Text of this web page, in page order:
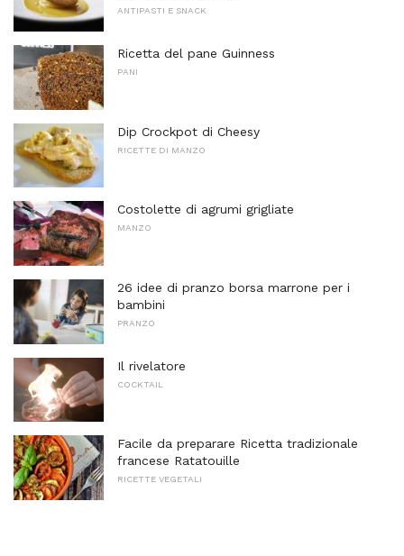
ANTIPASTI E SNACK
Ricetta del pane Guinness
PANI
Dip Crockpot di Cheesy
RICETTE DI MANZO
Costolette di agrumi grigliate
MANZO
26 idee di pranzo borsa marrone per i
bambini
PRANZO
Il rivelatore
COCKTAIL
Facile da preparare Ricetta tradizionale
francese Ratatouille
RICETTE VEGETALI